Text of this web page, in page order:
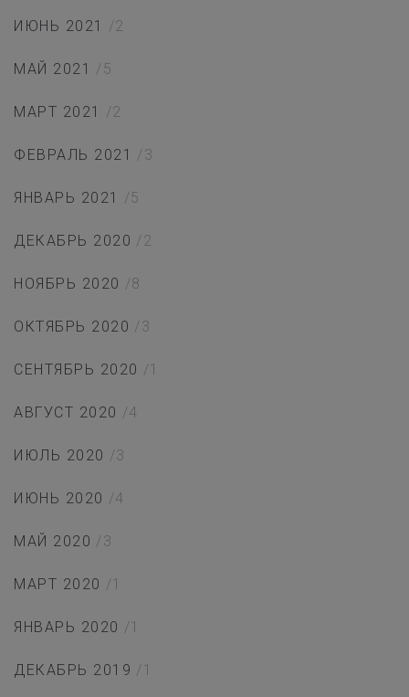
ИЮНЬ 2021 /2
МАЙ 2021 /5
МАРТ 2021 /2
ФЕВРАЛЬ 2021 /3
ЯНВАРЬ 2021 /5
ДЕКАБРЬ 2020 /2
НОЯБРЬ 2020 /8
ОКТЯБРЬ 2020 /3
СЕНТЯБРЬ 2020 /1
АВГУСТ 2020 /4
ИЮЛЬ 2020 /3
ИЮНЬ 2020 /4
МАЙ 2020 /3
МАРТ 2020 /1
ЯНВАРЬ 2020 /1
ДЕКАБРЬ 2019 /1